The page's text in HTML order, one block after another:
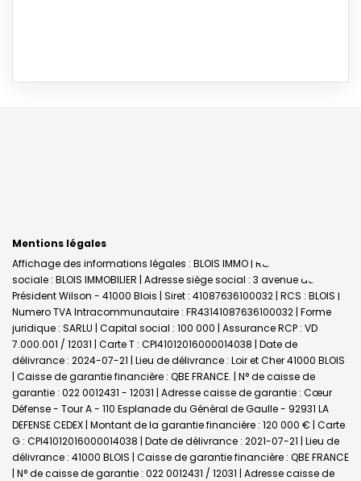
Mentions légales
Affichage des informations légales : BLOIS IMMO | Raison
sociale : BLOIS IMMOBILIER | Adresse siège social : 3 avenue du
Président Wilson - 41000 Blois | Siret : 41087636100032 | RCS : BLOIS |
Numero TVA Intracommunautaire : FR43141087636100032 | Forme
juridique : SARLU | Capital social : 100 000 | Assurance RCP : VD
7.000.001 / 12031 | Carte T : CPI41012016000014038 | Date de
délivrance : 2024-07-21 | Lieu de délivrance : Loir et Cher 41000 BLOIS
| Caisse de garantie financière : QBE FRANCE. | N° de caisse de
garantie : 022 0012431 - 12031 | Adresse caisse de garantie : Cœur
Défense - Tour A - 110 Esplanade du Général de Gaulle - 92931 LA
DEFENSE CEDEX | Montant de la garantie financière : 120 000 € | Carte
G : CPI41012016000014038 | Date de délivrance : 2021-07-21 | Lieu de
délivrance : 41000 BLOIS | Caisse de garantie financière : QBE FRANCE
| N° de caisse de garantie : 022 0012431 / 12031 | Adresse caisse de